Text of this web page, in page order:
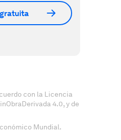
con la Licencia
4.0, y de
Mundial.